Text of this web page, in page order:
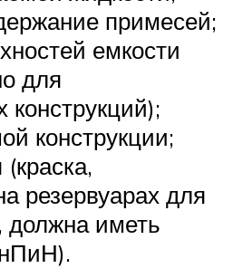
примесей;
емкости
для
конструкций);
конструкции;
резервуарах для
должна иметь